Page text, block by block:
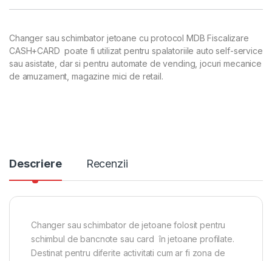
Changer sau schimbator jetoane cu protocol MDB Fiscalizare
CASH+CARD poate fi utilizat pentru spalatoriile auto self-service
sau asistate, dar si pentru automate de vending, jocuri mecanice
de amuzament, magazine mici de retail.
Descriere Recenzii
Changer sau schimbator de jetoane folosit pentru
schimbul de bancnote sau card în jetoane profilate.
Destinat pentru diferite activitati cum ar fi zona de